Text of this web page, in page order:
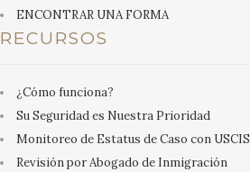
ENCONTRAR UNA FORMA
RECURSOS
¿Cómo funciona?
Su Seguridad es Nuestra Prioridad
Monitoreo de Estatus de Caso con USCIS
Revisión por Abogado de Inmigración